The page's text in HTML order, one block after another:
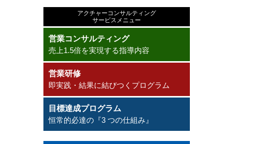
アクチャーコンサルティング
サービスメニュー
営業コンサルティング
売上1.5倍を実現する指導内容
営業研修
即実践・結果に結びつくプログラム
目標達成プログラム
恒常的必達の『3 つの仕組み』